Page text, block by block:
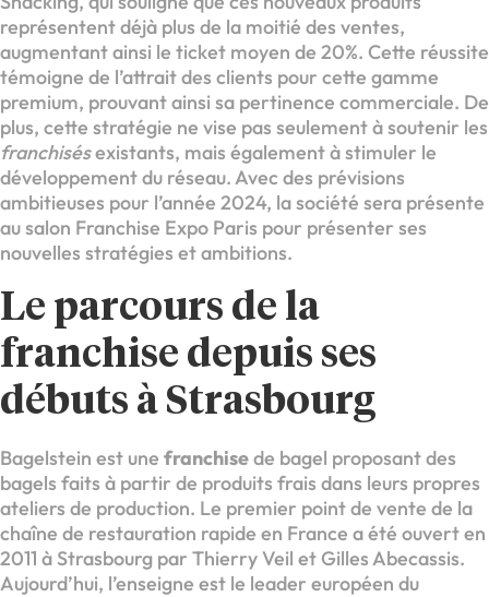
représentent déjà plus de la moitié des ventes,
augmentant ainsi le ticket moyen de 20%. Cette réussite
témoigne de l’attrait des clients pour cette gamme
premium, prouvant ainsi sa pertinence commerciale. De
plus, cette stratégie ne vise pas seulement à soutenir les
franchisésexistants, mais également à stimuler le
développement du réseau. Avec des prévisions
ambitieuses pour l’année 2024, la société sera présente
au salon Franchise Expo Paris pour présenter ses
nouvelles stratégies et ambitions.
Le parcours de la
franchise depuis ses
débuts à Strasbourg
Bagelstein est une franchisede bagel proposant des
bagels faits à partir de produits frais dans leurs propres
ateliers de production. Le premier point de vente de la
chaîne de restauration rapide en France a été ouvert en
2011 à Strasbourg par Thierry Veil et Gilles Abecassis.
Aujourd’hui, l’enseigne est le leader européen du